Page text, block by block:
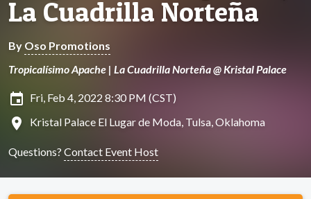
La Cuadrilla Norteña
By Oso Promotions
Tropicalísimo Apache | La Cuadrilla Norteña @ Kristal Palace
insert_invitation Fri, Feb 4, 2022 8:30 PM (CST)
location_on Kristal Palace El Lugar de Moda, Tulsa, Oklahoma
Questions? Contact Event Host